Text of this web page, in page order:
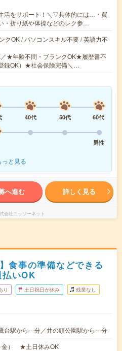
活をサポート！＼▽具体的には…・買
・折り紙や体操などのレク参…
クOK / パソコンスキル不要 / 英語力不
★年齢不問・ブランクOK★履歴書不
録OK）★社会保険完備＼…
40代 50代
60代
男性
っと見る
へ進む 詳しく見る
会社ニッソーネット
食事の準備などできる
いOK
り 土日祝日が休み 残業なし
台駅から---分／井の頭公園駅から---分
金） ★土日休みOK